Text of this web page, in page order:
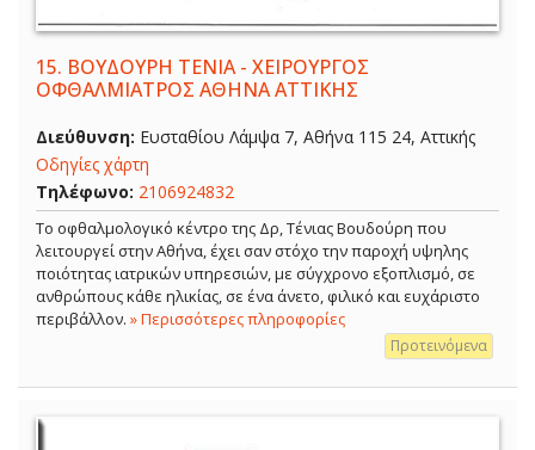
15. ΒΟΥΔΟΥΡΗ ΤΕΝΙΑ - ΧΕΙΡΟΥΡΓΟΣ
ΟΦΘΑΛΜΙΑΤΡΟΣ ΑΘΗΝΑ ΑΤΤΙΚΗΣ
Διεύθυνση: Ευσταθίου Λάμψα 7, Αθήνα 115 24, Αττικής
Οδηγίες χάρτη
Τηλέφωνο: 2106924832
Το οφθαλμολογικό κέντρο της Δρ, Τένιας Βουδούρη που
λειτουργεί στην Αθήνα, έχει σαν στόχο την παροχή υψηλης
ποιότητας ιατρικών υπηρεσιών, με σύγχρονο εξοπλισμό, σε
ανθρώπους κάθε ηλικίας, σε ένα άνετο, φιλικό και ευχάριστο
περιβάλλον. » Περισσότερες πληροφορίες
Προτεινόμενα